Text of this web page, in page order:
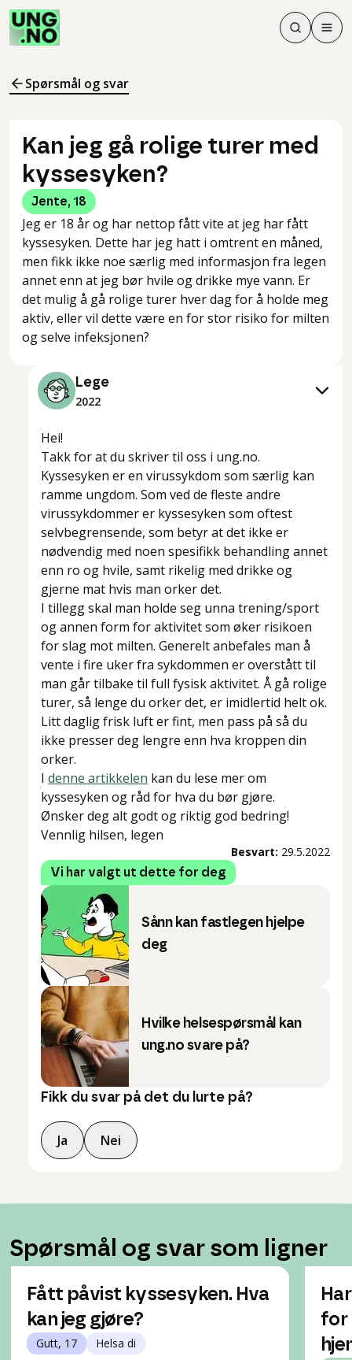
Søk
Søk
Meny
Spørsmål og svar
Kan jeg gå rolige turer med
kyssesyken?
Jente, 18
Jeg er 18 år og har nettop fått vite at jeg har fått
kyssesyken. Dette har jeg hatt i omtrent en måned,
men fikk ikke noe særlig med informasjon fra legen
annet enn at jeg bør hvile og drikke mye vann. Er
det mulig å gå rolige turer hver dag for å holde meg
aktiv, eller vil dette være en for stor risiko for milten
og selve infeksjonen?
Lege
2022
Hei!
Takk for at du skriver til oss i ung.no.
Kyssesyken er en virussykdom som særlig kan
ramme ungdom. Som ved de fleste andre
virussykdommer er kyssesyken som oftest
selvbegrensende, som betyr at det ikke er
nødvendig med noen spesifikk behandling annet
enn ro og hvile, samt rikelig med drikke og
gjerne mat hvis man orker det.
I tillegg skal man holde seg unna trening/sport
og annen form for aktivitet som øker risikoen
for slag mot milten. Generelt anbefales man å
vente i fire uker fra sykdommen er overstått til
man går tilbake til full fysisk aktivitet. Å gå rolige
turer, så lenge du orker det, er imidlertid helt ok.
Litt daglig frisk luft er fint, men pass på så du
ikke presser deg lengre enn hva kroppen din
orker.
I denne artikkelen kan du lese mer om
kyssesyken og råd for hva du bør gjøre.
Ønsker deg alt godt og riktig god bedring!
Vennlig hilsen, legen
Besvart: 29.5.2022
Vi har valgt ut dette for deg
Sånn kan fastlegen hjelpe
deg
Hvilke helsespørsmål kan
ung.no svare på?
Fikk du svar på det du lurte på?
Ja Nei
Spørsmål og svar som ligner
Fått påvist kyssesyken. Hva
kan jeg gjøre?
Gutt, 17 Helsa di
for